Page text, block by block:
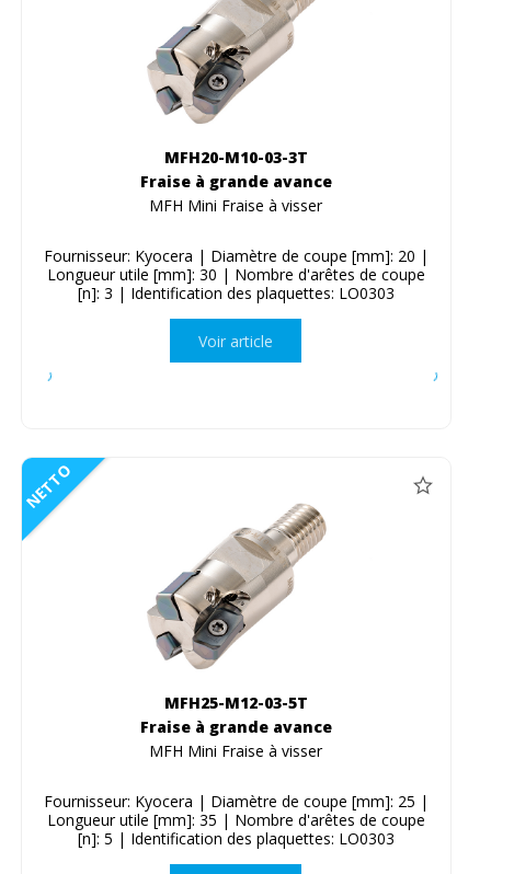
MFH20-M10-03-3T
Fraise à grande avance
MFH Mini Fraise à visser
Fournisseur: Kyocera | Diamètre de coupe [mm]: 20 |
Longueur utile [mm]: 30 | Nombre d'arêtes de coupe
[n]: 3 | Identification des plaquettes: LO0303
Voir article
NETTO
MFH25-M12-03-5T
Fraise à grande avance
MFH Mini Fraise à visser
Fournisseur: Kyocera | Diamètre de coupe [mm]: 25 |
Longueur utile [mm]: 35 | Nombre d'arêtes de coupe
[n]: 5 | Identification des plaquettes: LO0303